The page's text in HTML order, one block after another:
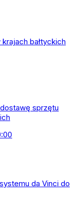
bałtyckich
sprzętu
da Vinci do